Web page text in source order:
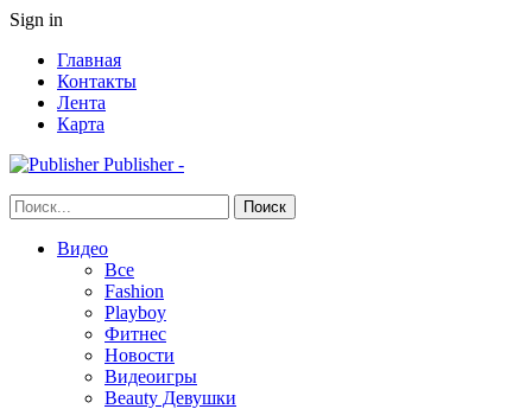
Sign in
Главная
Контакты
Лента
Карта
Publisher -
Видео
Все
Fashion
Playboy
Фитнес
Новости
Видеоигры
Beauty Девушки